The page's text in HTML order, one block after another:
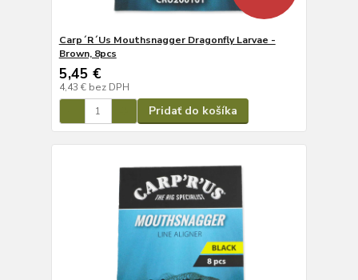
Carp´R´Us Mouthsnagger Dragonfly Larvae -
Brown, 8pcs
5,45 €
4,43 € bez DPH
Pridať do košíka